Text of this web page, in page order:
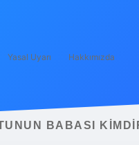
Yasal Uyarı Hakkımızda
BABASI